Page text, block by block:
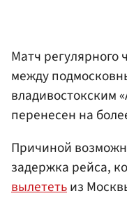
Матч регулярного
между
владивостокским
перенесен на
Причиной
задержка рейса,
вылететьиз